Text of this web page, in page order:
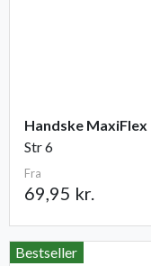
Str 6
Fra
69,95 kr.
Bestseller